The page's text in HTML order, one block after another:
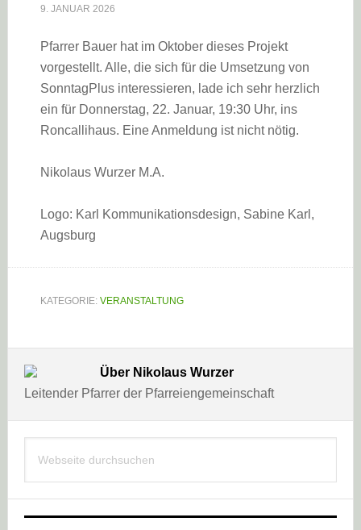
9. JANUAR 2026
Pfarrer Bauer hat im Oktober dieses Projekt
vorgestellt. Alle, die sich für die Umsetzung von
SonntagPlus interessieren, lade ich sehr herzlich
ein für Donnerstag, 22. Januar, 19:30 Uhr, ins
Roncallihaus. Eine Anmeldung ist nicht nötig.
Nikolaus Wurzer M.A.
Logo: Karl Kommunikationsdesign, Sabine Karl,
Augsburg
KATEGORIE: VERANSTALTUNG
Über Nikolaus Wurzer
Leitender Pfarrer der Pfarreiengemeinschaft
Haupt-
Sidebar
durchsuchen